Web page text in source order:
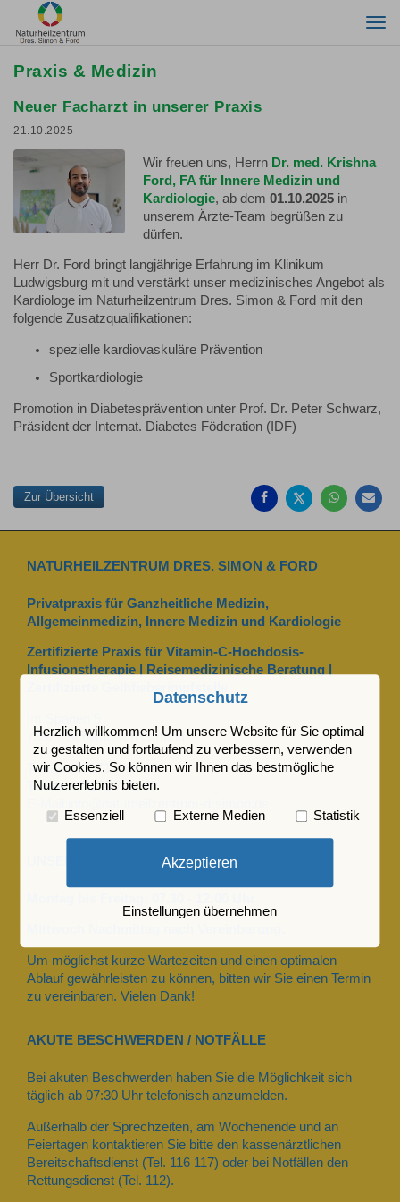
Praxis & Medizin
Neuer Facharzt in unserer Praxis
21.10.2025
Wir freuen uns, Herrn Dr. med. Krishna
Ford, FA für Innere Medizin und
Kardiologie, ab dem01.10.2025 in
unserem Ärzte-Team begrüßen zu
dürfen.
Herr Dr. Ford bringt langjährige Erfahrung im Klinikum
Ludwigsburg mit und verstärkt unser medizinisches Angebot als
Kardiologe im Naturheilzentrum Dres. Simon & Ford mit den
folgende Zusatzqualifikationen:
spezielle kardiovaskuläre Prävention
Sportkardiologie
Promotion in Diabetesprävention unter Prof. Dr. Peter Schwarz,
Präsident der Internat. Diabetes Föderation (IDF)
Zur Übersicht
teilen
teilen
teilen
NATURHEILZENTRUM DRES. SIMON & FORD
Privatpraxis für Ganzheitliche Medizin,
Allgemeinmedizin, Innere Medizin und Kardiologie
Zertifizierte Praxis für Vitamin-C-Hochdosis-
Infusionstherapie | Reisemedizinische Beratung |
Zertifizierte Gelbfieberimpfstelle
73527 Schwäbisch Gmünd
Telefon: 07171 7 64 06
Telefax: 07171 7 92 89
UNSERE ÖFFNUNGSZEITEN
Um möglichst kurze Wartezeiten und einen optimalen
Ablauf gewährleisten zu können, bitten wir Sie einen Termin
zu vereinbaren. Vielen Dank!
AKUTE BESCHWERDEN / NOTFÄLLE
Bei akuten Beschwerden haben Sie die Möglichkeit sich
täglich ab 07:30 Uhr telefonisch anzumelden.
Außerhalb der Sprechzeiten, am Wochenende und an
Feiertagen kontaktieren Sie bitte den kassenärztlichen
Bereitschaftsdienst (Tel. 116 117) oder bei Notfällen den
Rettungsdienst (Tel. 112).
Datenschutz
Herzlich willkommen! Um unsere Website für Sie optimal
zu gestalten und fortlaufend zu verbessern, verwenden
wir Cookies. So können wir Ihnen das bestmögliche
Nutzererlebnis bieten.
Essenziell Externe Medien Statistik
Akzeptieren
Einstellungen übernehmen